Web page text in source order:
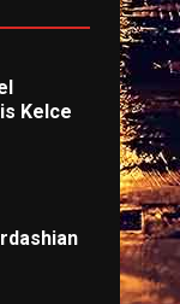
Kelce